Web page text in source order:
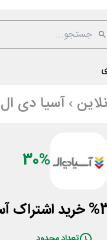
آسیا دی ال
30%